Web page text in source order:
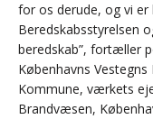
for os derude, og vi
Beredskabsstyrelsen
beredskab”, fortæller
Københavns
Kommune, værkets
Brandvæsen,